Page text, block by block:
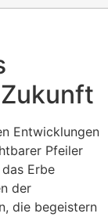
Entwicklungen
Pfeiler
Erbe
der
die begeistern